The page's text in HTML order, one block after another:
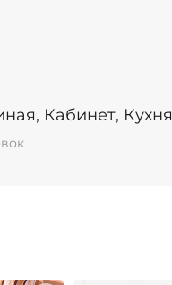
Кабинет, Кухня